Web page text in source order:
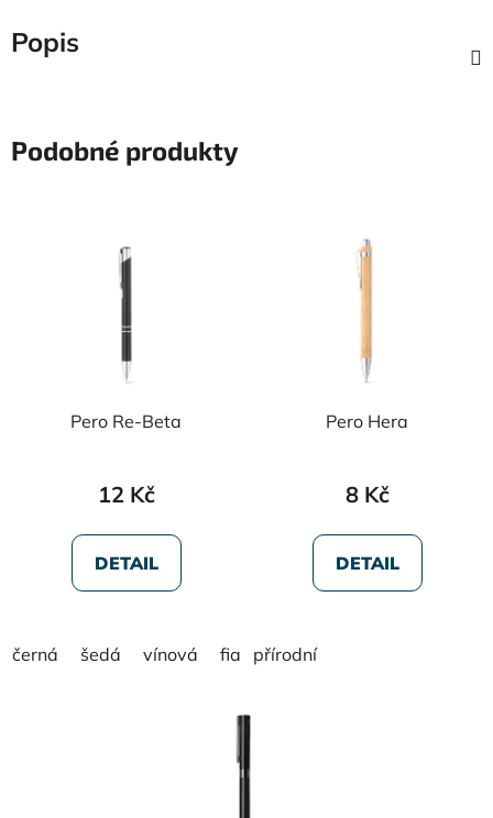
Popis
Podobné produkty
Pero Re-Beta
12 Kč
DETAIL
černá šedá vínová fialová
Pero Hera
8 Kč
DETAIL
přírodní